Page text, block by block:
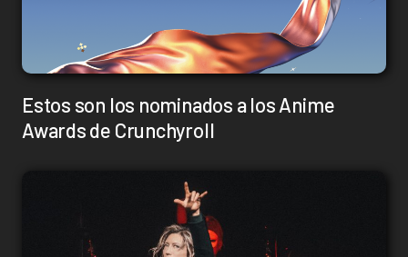
Estos son los nominados a los Anime
Awards de Crunchyroll